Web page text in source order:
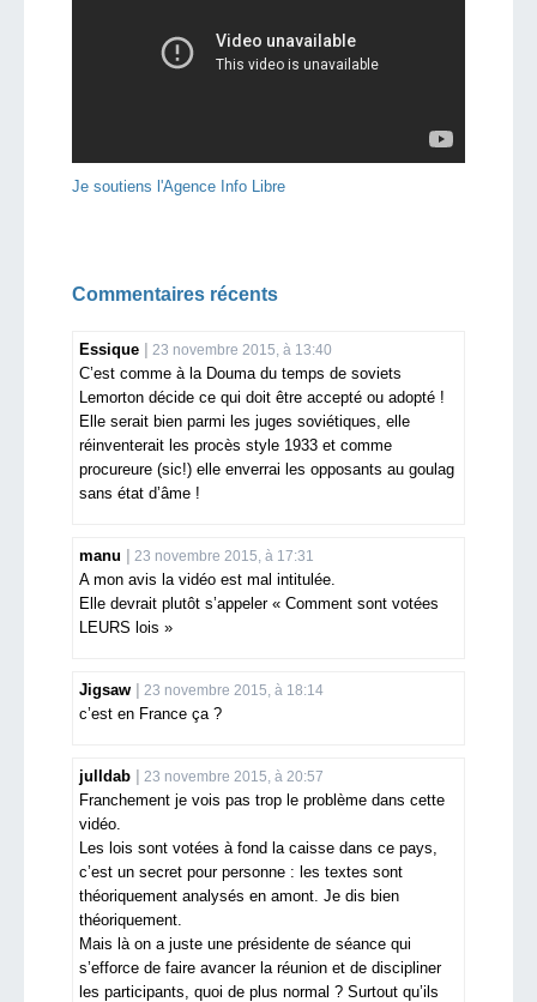
Je soutiens l'Agence Info Libre
Commentaires récents
Essique 23 novembre 2015, à 13:40
C’est comme à la Douma du temps de soviets
Lemorton décide ce qui doit être accepté ou adopté !
Elle serait bien parmi les juges soviétiques, elle
réinventerait les procès style 1933 et comme
procureure (sic!) elle enverrai les opposants au goulag
sans état d’âme !
manu 23 novembre 2015, à 17:31
A mon avis la vidéo est mal intitulée.
Elle devrait plutôt s’appeler « Comment sont votées
LEURS lois »
Jigsaw 23 novembre 2015, à 18:14
c’est en France ça ?
julldab 23 novembre 2015, à 20:57
Franchement je vois pas trop le problème dans cette
vidéo.
Les lois sont votées à fond la caisse dans ce pays,
c’est un secret pour personne : les textes sont
théoriquement analysés en amont. Je dis bien
théoriquement.
Mais là on a juste une présidente de séance qui
s’efforce de faire avancer la réunion et de discipliner
les participants, quoi de plus normal ? Surtout qu’ils